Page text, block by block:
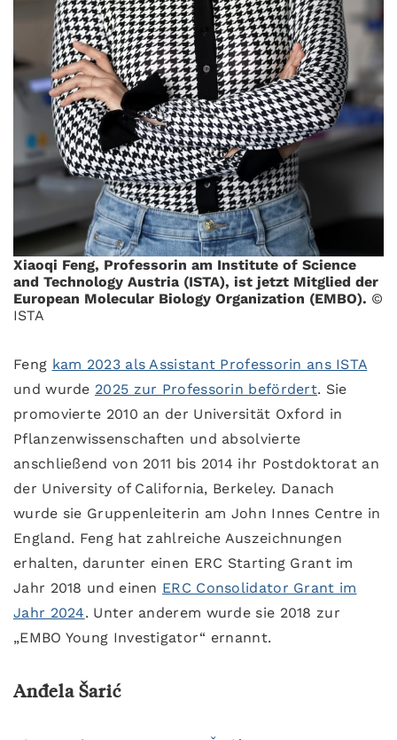
Xiaoqi Feng, Professorin am Institute of Science
and Technology Austria (ISTA), ist jetzt Mitglied der
European Molecular Biology Organization (EMBO). ©
ISTA
Feng kam 2023 als Assistant Professorin ans ISTA
und wurde 2025 zur Professorin befördert. Sie
promovierte 2010 an der Universität Oxford in
Pflanzenwissenschaften und absolvierte
anschließend von 2011 bis 2014 ihr Postdoktorat an
der University of California, Berkeley. Danach
wurde sie Gruppenleiterin am John Innes Centre in
England. Feng hat zahlreiche Auszeichnungen
erhalten, darunter einen ERC Starting Grant im
Jahr 2018 und einen ERC Consolidator Grant im
Jahr 2024. Unter anderem wurde sie 2018 zur
„EMBO Young Investigator“ ernannt.
Anđela Šarić